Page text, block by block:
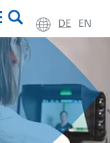
DE EN